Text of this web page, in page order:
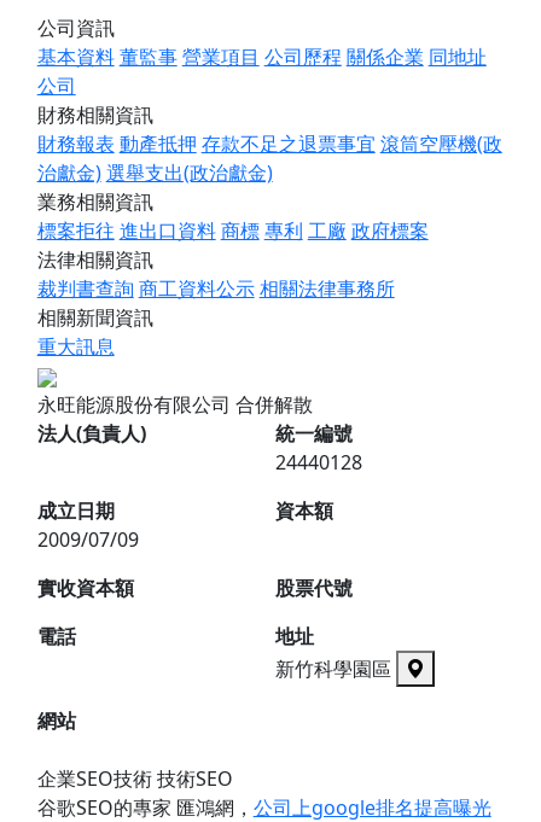
公司資訊
基本資料董監事營業項目 公司歷程 關係企業 同地址
公司
財務相關資訊
財務報表 動產抵押 存款不足之退票事宜 滾筒空壓機(政
治獻金)選舉支出(政治獻金)
業務相關資訊
標案拒往 進出口資料商標專利 工廠 政府標案
法律相關資訊
裁判書查詢 商工資料公示相關法律事務所
相關新聞資訊
重大訊息
永旺能源股份有限公司 合併解散
法人(負責人)
統一編號
24440128
成立日期
2009/07/09
資本額
實收資本額
股票代號
電話
地址
新竹科學園區
網站
企業SEO技術 技術SEO
谷歌SEO的專家 匯鴻網 ， 公司上google排名提高曝光